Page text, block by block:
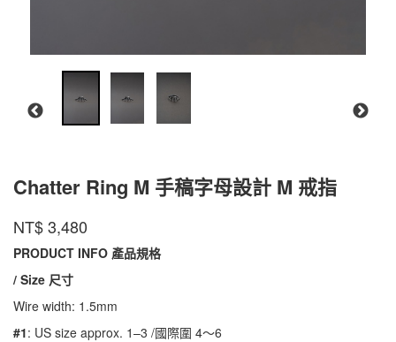
Chatter Ring M 手稿字母設計 M 戒指
商品代號
MGR01
CR-
品牌 INTZUITION
NT$3,480
PRODUCT INFO 產品規格
/ Size 尺寸
Wire width: 1.5mm
#1: US size approx. 1–3 /國際圍 4～6